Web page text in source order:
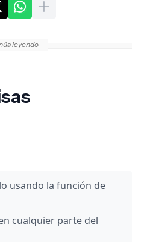
leyendo
usando la función de
cualquier parte del